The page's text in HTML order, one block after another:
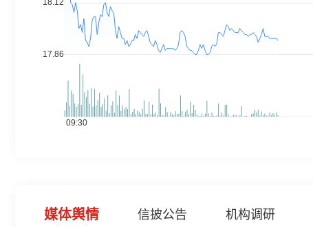
媒体舆情 信披公告 机构调研